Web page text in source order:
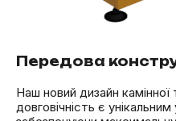
Передова
Наш новий дизайн камінної
довговічність є